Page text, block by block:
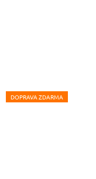
DOPRAVA ZDARMA